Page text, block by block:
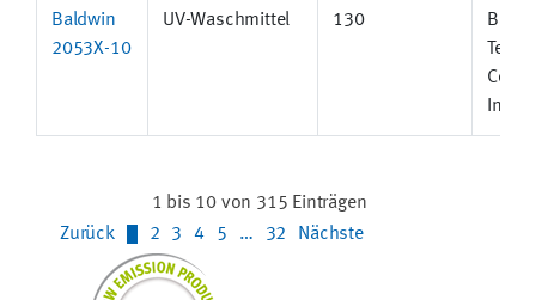
Baldwin
2053X-10
UV-Waschmittel 130
Inc.
1 bis 10 von 315 Einträgen
Zurück
2 3 4 5 … 32 Nächste